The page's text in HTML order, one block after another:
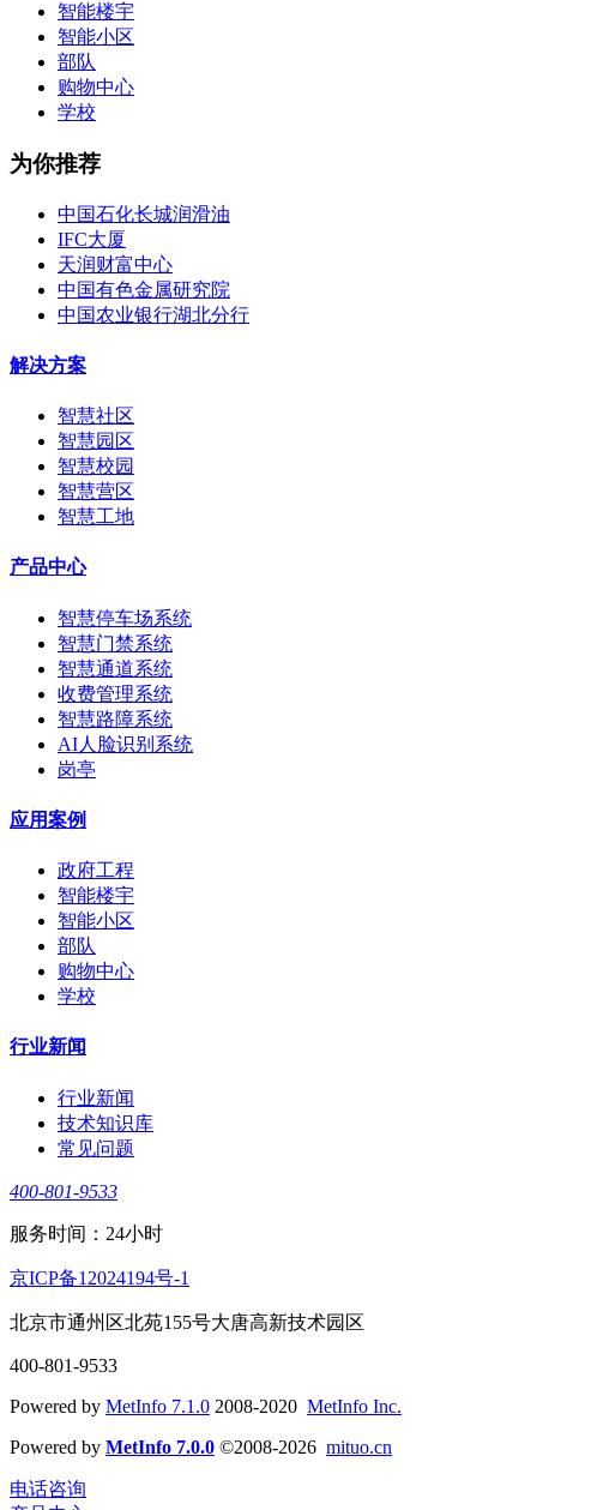
智能楼宇
智能小区
部队
购物中心
学校
为你推荐
中国石化长城润滑油
IFC大厦
天润财富中心
中国有色金属研究院
中国农业银行湖北分行
解决方案
智慧社区
智慧园区
智慧校园
智慧营区
智慧工地
产品中心
智慧停车场系统
智慧门禁系统
智慧通道系统
收费管理系统
智慧路障系统
AI人脸识别系统
岗亭
应用案例
政府工程
智能楼宇
智能小区
部队
购物中心
学校
行业新闻
行业新闻
技术知识库
常见问题
400-801-9533
服务时间：24小时
京ICP备12024194号-1
北京市通州区北苑155号大唐高新技术园区
400-801-9533
Powered by MetInfo 7.1.0 2008-2020 MetInfo Inc.
Powered by MetInfo 7.0.0 ©2008-2026 mituo.cn
电话咨询